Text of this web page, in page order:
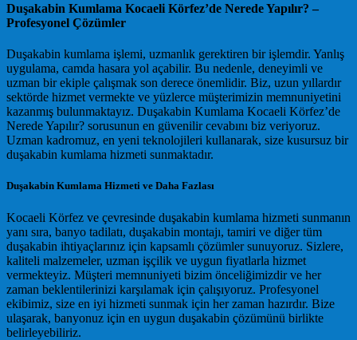
Duşakabin Kumlama Kocaeli Körfez’de Nerede Yapılır? –
Profesyonel Çözümler
Duşakabin kumlama işlemi, uzmanlık gerektiren bir işlemdir. Yanlış
uygulama, camda hasara yol açabilir. Bu nedenle, deneyimli ve
uzman bir ekiple çalışmak son derece önemlidir. Biz, uzun yıllardır
sektörde hizmet vermekte ve yüzlerce müşterimizin memnuniyetini
kazanmış bulunmaktayız. Duşakabin Kumlama Kocaeli Körfez’de
Nerede Yapılır? sorusunun en güvenilir cevabını biz veriyoruz.
Uzman kadromuz, en yeni teknolojileri kullanarak, size kusursuz bir
duşakabin kumlama hizmeti sunmaktadır.
Duşakabin Kumlama Hizmeti ve Daha Fazlası
Kocaeli Körfez ve çevresinde duşakabin kumlama hizmeti sunmanın
yanı sıra, banyo tadilatı, duşakabin montajı, tamiri ve diğer tüm
duşakabin ihtiyaçlarınız için kapsamlı çözümler sunuyoruz. Sizlere,
kaliteli malzemeler, uzman işçilik ve uygun fiyatlarla hizmet
vermekteyiz. Müşteri memnuniyeti bizim önceliğimizdir ve her
zaman beklentilerinizi karşılamak için çalışıyoruz. Profesyonel
ekibimiz, size en iyi hizmeti sunmak için her zaman hazırdır. Bize
ulaşarak, banyonuz için en uygun duşakabin çözümünü birlikte
belirleyebiliriz.